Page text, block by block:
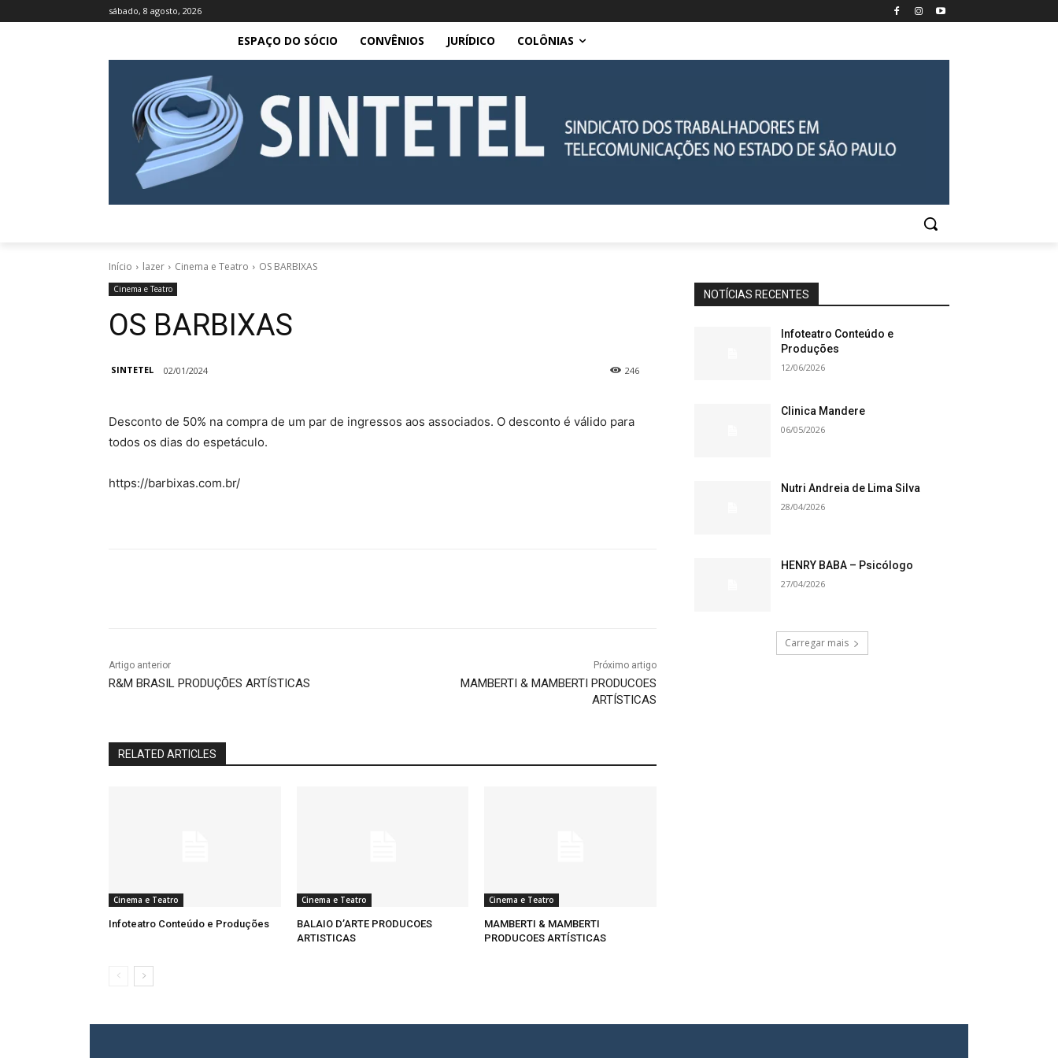
sábado, 8 agosto, 2026
ESPAÇO DO SÓCIO CONVÊNIOS JURÍDICO COLÔNIAS
Início lazer Cinema e Teatro OS BARBIXAS
Cinema e Teatro
OS BARBIXAS
SINTETEL 02/01/2024 246
Desconto de 50% na compra de um par de ingressos aos associados. O desconto é válido para
todos os dias do espetáculo.
https://barbixas.com.br/
Artigo anterior
R&M BRASIL PRODUÇÕES ARTÍSTICAS
Próximo artigo
MAMBERTI & MAMBERTI PRODUCOES
ARTÍSTICAS
RELATED ARTICLES
Cinema e Teatro
Infoteatro Conteúdo e Produções
Cinema e Teatro
BALAIO D’ARTE PRODUCOES
ARTISTICAS
Cinema e Teatro
MAMBERTI & MAMBERTI
PRODUCOES ARTÍSTICAS
NOTÍCIAS RECENTES
Infoteatro Conteúdo e
Produções
12/06/2026
Clinica Mandere
06/05/2026
Nutri Andreia de Lima Silva
28/04/2026
HENRY BABA – Psicólogo
27/04/2026
Carregar mais